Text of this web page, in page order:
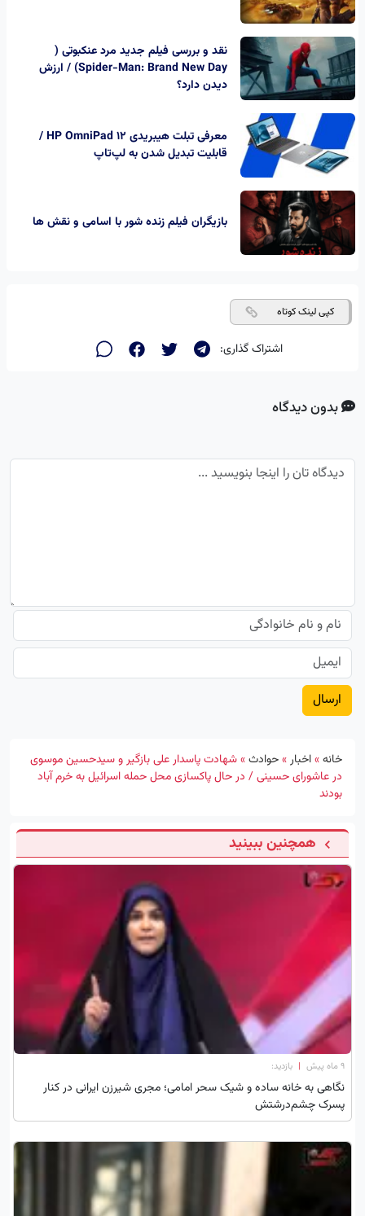
نقد و بررسی فیلم جدید مرد عنکبوتی (
Spider-Man: Brand New Day) / ارزش
دیدن دارد؟
معرفی تبلت هیبریدی HP OmniPad 12 /
قابلیت تبدیل شدن به لپ‌تاپ
بازیگران فیلم زنده شور با اسامی و نقش ها
کپی لینک کوتاه
اشتراک گذاری:
بدون دیدگاه
خانه»اخبار»حوادث»شهادت پاسدار علی بازگیر و سیدحسین موسوی
در عاشورای حسینی / در حال پاکسازی محل حمله اسرائیل به خرم آباد
بودند
همچنین ببینید
۹ ماه پیش | بازدید:
نگاهی به خانه ساده و شیک سحر امامی؛ مجری شیرزن ایرانی در کنار
پسرک چشم‌درشتش